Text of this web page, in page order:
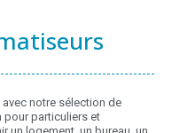
notre sélection de
particuliers et